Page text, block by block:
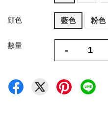
顔色 藍色 粉色
數量 -